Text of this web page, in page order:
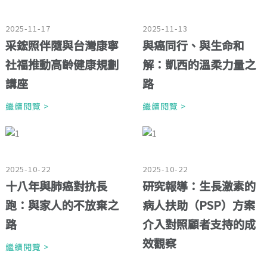
2025-11-17
采鋐照伴隨與台灣康寧
社福推動高齡健康規劃
講座
繼續閱覽 >
2025-11-13
與癌同行、與生命和
解：凱西的溫柔力量之
路
繼續閱覽 >
2025-10-22
十八年與肺癌對抗長
跑：與家人的不放棄之
路
繼續閱覽 >
2025-10-22
研究報導：生長激素的
病人扶助（PSP）方案
介入對照顧者支持的成
效觀察